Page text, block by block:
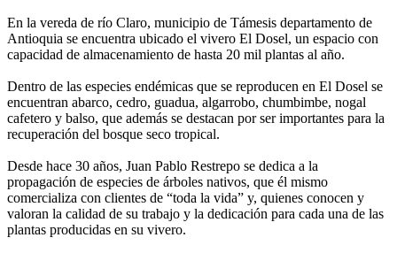
En la vereda de río Claro, municipio de Támesis departamento de
Antioquia se encuentra ubicado el vivero El Dosel, un espacio con
capacidad de almacenamiento de hasta 20 mil plantas al año.
Dentro de las especies endémicas que se reproducen en El Dosel se
encuentran abarco, cedro, guadua, algarrobo, chumbimbe, nogal
cafetero y balso, que además se destacan por ser importantes para la
recuperación del bosque seco tropical.
Desde hace 30 años, Juan Pablo Restrepo se dedica a la
propagación de especies de árboles nativos, que él mismo
comercializa con clientes de “toda la vida” y, quienes conocen y
valoran la calidad de su trabajo y la dedicación para cada una de las
plantas producidas en su vivero.